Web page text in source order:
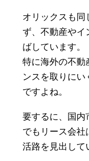
オリックスも同
ず、不動産やイ
ばしています。
特に海外の不動
ンスを取りに
ですよね。
要するに、国内
でもリース会社
活路を見出して